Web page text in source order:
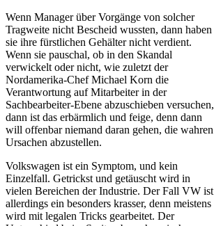
Wenn Manager über Vorgänge von solcher
Tragweite nicht Bescheid wussten, dann haben
sie ihre fürstlichen Gehälter nicht verdient.
Wenn sie pauschal, ob in den Skandal
verwickelt oder nicht, wie zuletzt der
Nordamerika-Chef Michael Korn die
Verantwortung auf Mitarbeiter in der
Sachbearbeiter-Ebene abzuschieben versuchen,
dann ist das erbärmlich und feige, denn dann
will offenbar niemand daran gehen, die wahren
Ursachen abzustellen.
Volkswagen ist ein Symptom, und kein
Einzelfall. Getrickst und getäuscht wird in
vielen Bereichen der Industrie. Der Fall VW ist
allerdings ein besonders krasser, denn meistens
wird mit legalen Tricks gearbeitet. Der